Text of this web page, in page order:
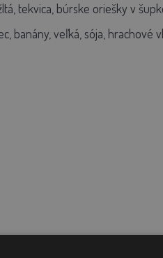
tekvica, búrske oriešky v
banány, veľká, sója, hrachové